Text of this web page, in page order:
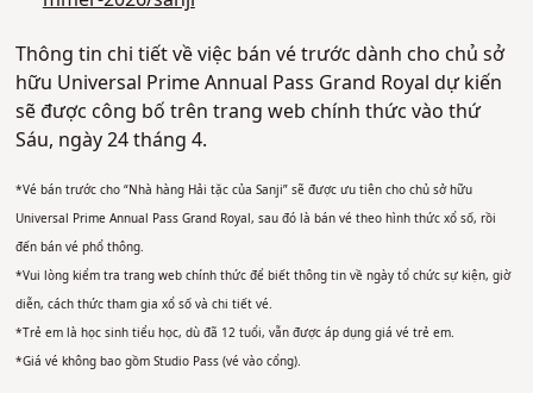
Thông tin chi tiết về việc bán vé trước dành cho chủ sở
hữu Universal Prime Annual Pass Grand Royal dự kiến
sẽ được công bố trên trang web chính thức vào thứ
Sáu, ngày 24 tháng 4.
*Vé bán trước cho “Nhà hàng Hải tặc của Sanji” sẽ được ưu tiên cho chủ sở hữu
Universal Prime Annual Pass Grand Royal, sau đó là bán vé theo hình thức xổ số, rồi
đến bán vé phổ thông.
*Vui lòng kiểm tra trang web chính thức để biết thông tin về ngày tổ chức sự kiện, giờ
diễn, cách thức tham gia xổ số và chi tiết vé.
*Trẻ em là học sinh tiểu học, dù đã 12 tuổi, vẫn được áp dụng giá vé trẻ em.
*Giá vé không bao gồm Studio Pass (vé vào cổng).